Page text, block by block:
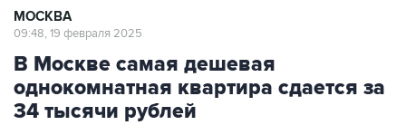
МОСКВА
09:48, 19 февраля 2025
В Москве самая дешевая
однокомнатная квартира сдается за
34 тысячи рублей